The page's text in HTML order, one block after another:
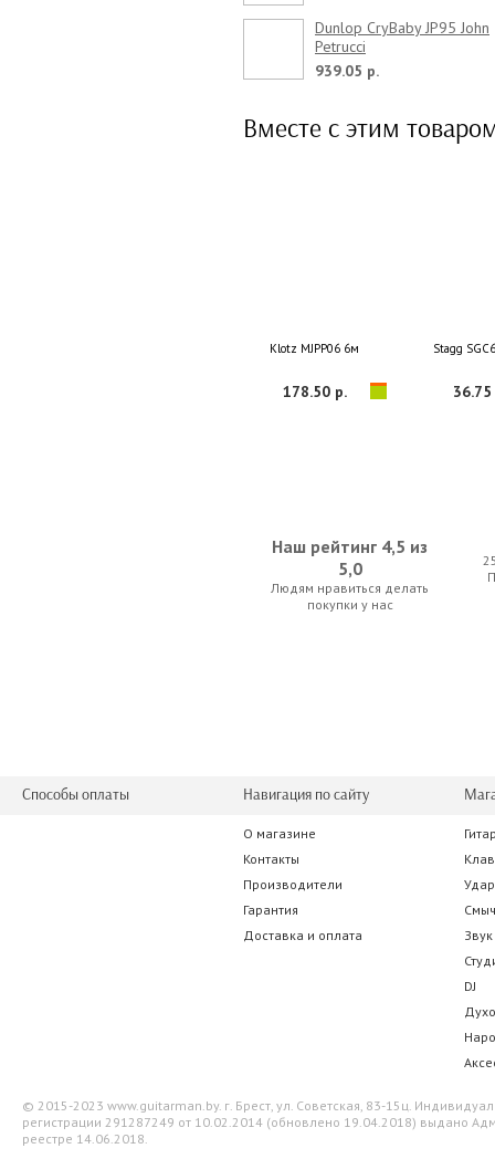
Dunlop CryBaby JP95 John
Petrucci
939.05 р.
Вместе с этим
Klotz MJPP06 6м
178.50 р.
Stagg
36.75
Soundking BJJ019 5m
19.25 р.
Ki-Sound
Наш рейтинг 4,5 из
5,0
Людям нравиться делать
покупки у нас
Способы оплаты Навигация по сайту
О магазине
Контакты
Производители
Гарантия
Доставка и оплата
Звук
DJ
© 2015-2023 www.guitarman.by. г. Брест, ул. Советская, 83-15ц.
регистрации 291287249 от 10.02.2014 (обновлено 19.04.2018) выдано
реестре 14.06.2018.